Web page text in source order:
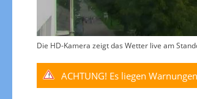
Die HD-Kamera zeigt das Wetter live am
ACHTUNG! Es liegen